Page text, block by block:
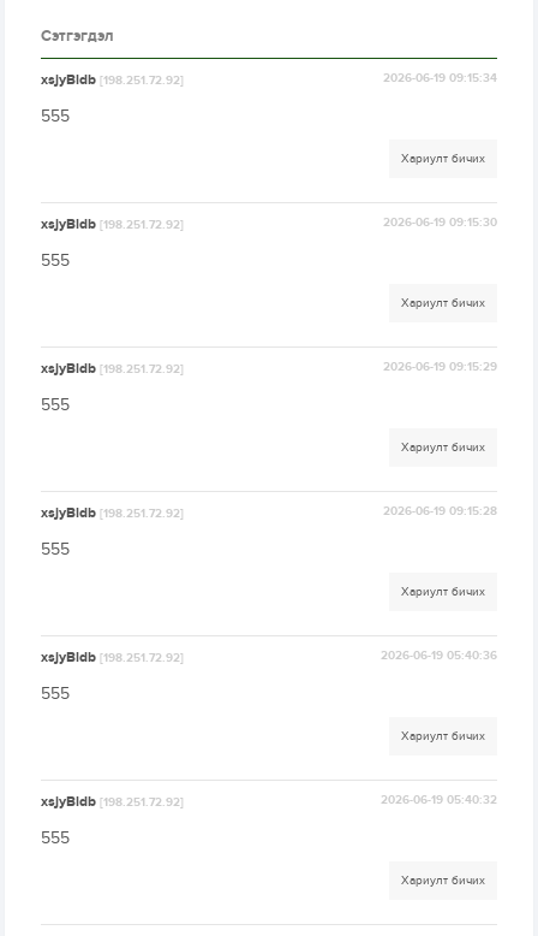
Сэтгэгдэл
xsjyBldb[198.251.72.92] 2026-06-19 09:15:34
555
Хариулт бичих
xsjyBldb[198.251.72.92] 2026-06-19 09:15:30
555
Хариулт бичих
xsjyBldb[198.251.72.92] 2026-06-19 09:15:29
555
Хариулт бичих
xsjyBldb[198.251.72.92] 2026-06-19 09:15:28
555
Хариулт бичих
xsjyBldb[198.251.72.92] 2026-06-19 05:40:36
555
Хариулт бичих
xsjyBldb[198.251.72.92] 2026-06-19 05:40:32
555
Хариулт бичих